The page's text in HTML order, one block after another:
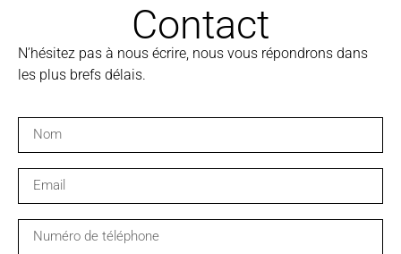
Contact
N’hésitez pas à nous écrire, nous vous répondrons dans
les plus brefs délais.